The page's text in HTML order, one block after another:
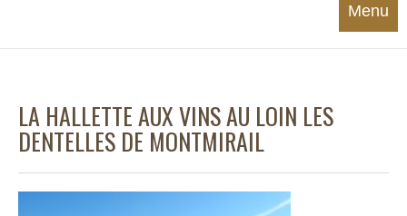
Menu
LA HALLETTE AUX VINS AU LOIN LES
DENTELLES DE MONTMIRAIL